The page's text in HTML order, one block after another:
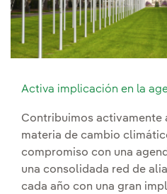
Activa implicación en la
Contribuimos activamente
materia de cambio
compromiso con una
una consolidada red de
cada año con una gran